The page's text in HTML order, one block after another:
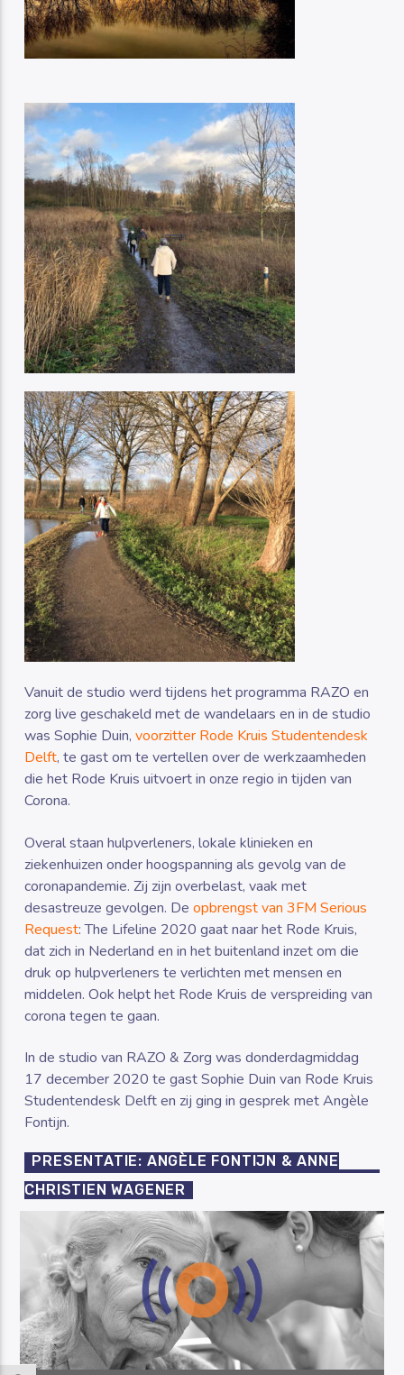
Vanuit de studio werd tijdens het programma RAZO en
zorg live geschakeld met de wandelaars en in de studio
was Sophie Duin,voorzitter Rode Kruis Studentendesk
Delft, te gast om te vertellen over de werkzaamheden
die het Rode Kruis uitvoert in onze regio in tijden van
Corona.
Overal staan hulpverleners, lokale klinieken en
ziekenhuizen onder hoogspanning als gevolg van de
coronapandemie. Zij zijn overbelast, vaak met
desastreuze gevolgen. Deopbrengst van 3FM Serious
Request: The Lifeline 2020 gaat naar het Rode Kruis,
dat zich in Nederland en in het buitenland inzet om die
druk op hulpverleners te verlichten met mensen en
middelen. Ook helpt het Rode Kruis de verspreiding van
corona tegen te gaan.
In de studio van RAZO & Zorg was donderdagmiddag
17 december 2020 te gast Sophie Duin van Rode Kruis
Studentendesk Delft en zij ging in gesprek met Angèle
Fontijn.
PRESENTATIE: ANGÈLE FONTIJN & ANNE
CHRISTIEN WAGENER